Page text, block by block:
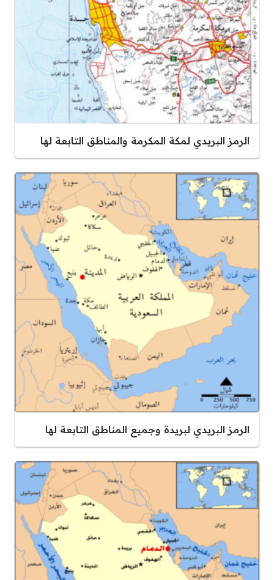
الرمز البريدي لمكة المكرمة والمناطق التابعة لها
الرمز البريدي لبريدة وجميع المناطق التابعة لها